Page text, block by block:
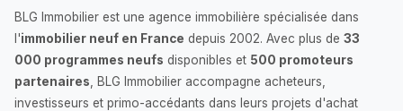
BLG Immobilier est une agence immobilière spécialisée dans
l'immobilier neuf en France depuis 2002. Avec plus de 33
000 programmes neufs disponibles et 500 promoteurs
partenaires , BLG Immobilier accompagne acheteurs,
investisseurs et primo-accédants dans leurs projets d'achat